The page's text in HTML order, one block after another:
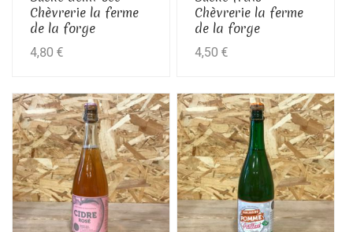
Chèvrerie la ferme
de la forge
4,80 €
Chèvrerie la ferme
de la forge
4,50 €